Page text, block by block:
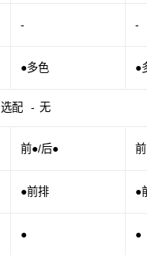
选配 - 无
- -
●多色 ●
前●/后●
●前排 ●
● ●